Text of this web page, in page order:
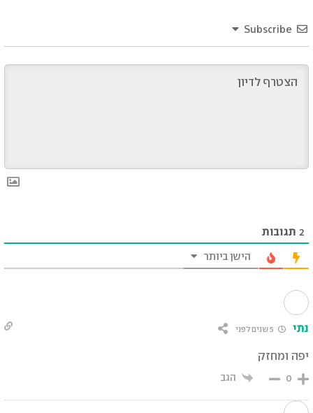
Subscribe
2 תגובות
הישן ביותר
נתי
יפה ומחזק
0 הגב